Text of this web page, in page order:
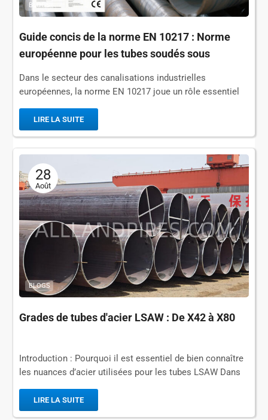
BLOGS
Guide concis de la norme EN 10217 : Norme
européenne pour les tubes soudés sous
pression
Dans le secteur des canalisations industrielles
européennes, la norme EN 10217 joue un rôle essentiel
applications sous pression. Qu'est-ce que la norme EN
10217 ? La norme EN 10217 est une norme harmonisée...
LIRE LA SUITE
28
Août
BLOGS
Grades de tubes d'acier LSAW : De X42 à X80
Introduction : Pourquoi il est essentiel de bien connaître
les nuances d’acier utilisées pour les tubes LSAW Dans
grande échelle, à haute résistance et sur de longues
distances, la fabrication de...
LIRE LA SUITE